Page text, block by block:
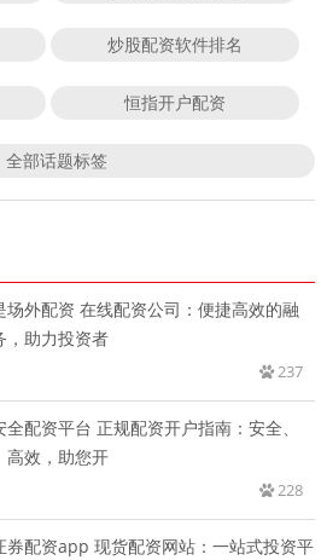
炒股配资软件排名
恒指开户配资
全部话题标签
场外配资 在线配资公司：便捷高效的融
，助力投资者
237
全配资平台 正规配资开户指南：安全、
高效，助您开
228
券配资app 现货配资网站：一站式投资平